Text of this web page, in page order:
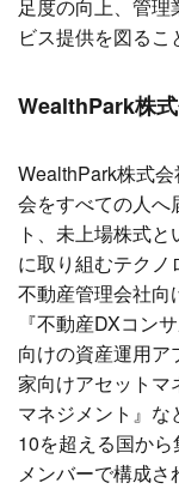
足度の向上、管
ビス提供を図るこ
WealthPark株
WealthPark株式
会をすべての人へ
ト、未上場株式
に取り組むテクノ
不動産管理会社向
『不動産DXコン
向けの資産運用
家向けアセットマ
マネジメント』な
10を超える国か
メンバーで構成さ